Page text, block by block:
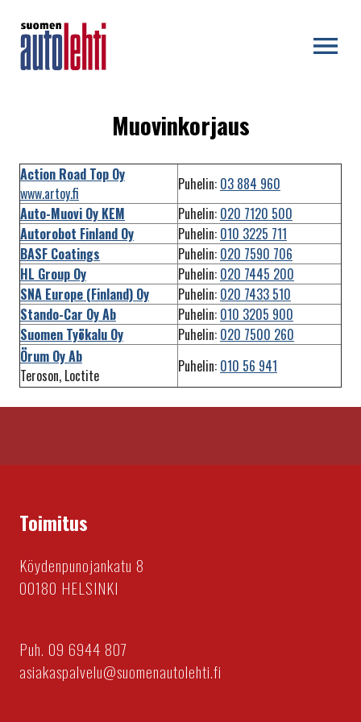
Muovinkorjaus
Action Road Top Oy
www.artoy.fi
Puhelin: 03 884 960
Auto-Muovi Oy KEM
Puhelin: 020 7120 500
Autorobot Finland Oy
Puhelin: 010 3225 711
BASF Coatings
Puhelin: 020 7590 706
HL Group Oy
Puhelin: 020 7445 200
SNA Europe (Finland) Oy
Puhelin: 020 7433 510
Stando-Car Oy Ab
Puhelin: 010 3205 900
Suomen Työkalu Oy
Puhelin: 020 7500 260
Örum Oy Ab
Teroson, Loctite
Puhelin: 010 56 941
Toimitus
Köydenpunojankatu 8
00180 HELSINKI
Puh. 09 6944 807
asiakaspalvelu@suomenautolehti.fi